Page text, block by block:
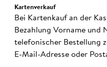
Karten­ver­kauf
Bei Kartenkauf an der
Bezahlung Vorname und
telefonischer Bestellung
E-Mail-Adresse oder